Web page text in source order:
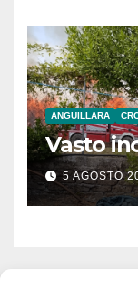
ANGUILLARA
Vasto
5 AGOSTO